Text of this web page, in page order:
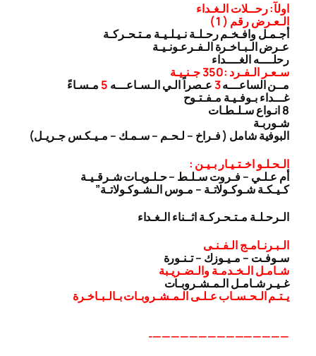
اولآ: رحــلات الـغـداء
الـعـرض رقم ( 1 )
أجـمـل وافـخـم رحـلـة نـيـلـيـة مـتـحـركـة
عـرض الـبـاخـرة الـفـرعـونـيـة
رحلــــه الغــــداء
سـعـر الـفـرد :350 جـنـيـة
مــن الساعـــه3عـصراً الـي الـسـاعـــه 5 مـسـاءً
غـــداء بـوفـيـة مـفـتـوح
8 انـواع سـلـطـات
شـوربـة
البوفية شامل ( فـراخ – لـحـم – سـمـك – مـيـكـس جـريـل)
الـحـلـو اخـتـيـار بـيـن :
أم عـلـي – فـروت سـلـط – حـلـويـات شـرقـيـة
كـيـكـة شـوكـولاتـة – مـوس الـشـوكـولاتـة”
الـرحـلـة مـتـحـركـة اثــناء الـغـداء
الـبـرنـامـج الـفـنـى
سـوفـت – مـيـوزك – تـنـورة
شـامـل الـخـدمـة والـضـريـبة
غـيـر شـامـل الـمـشـروبـات
يـتـم الـحـسـاب عـلـى الـمـشـروبـات بـالـبـاخـرة
———————————————-